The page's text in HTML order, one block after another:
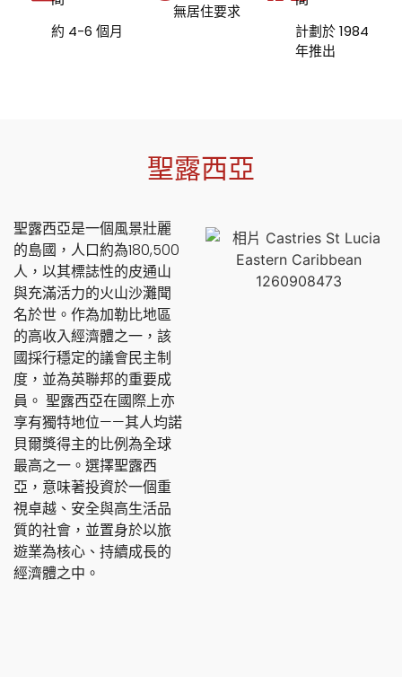
約 4-6 個月
無居住要求
計劃於 1984
年推出
聖露西亞
聖露西亞是一個風景壯麗
的島國，人口約為180,500
人，以其標誌性的皮通山
與充滿活力的火山沙灘聞
名於世。作為加勒比地區
的高收入經濟體之一，該
國採行穩定的議會民主制
度，並為英聯邦的重要成
員。 聖露西亞在國際上亦
享有獨特地位——其人均諾
貝爾獎得主的比例為全球
最高之一。選擇聖露西
亞，意味著投資於一個重
視卓越、安全與高生活品
質的社會，並置身於以旅
遊業為核心、持續成長的
經濟體之中。